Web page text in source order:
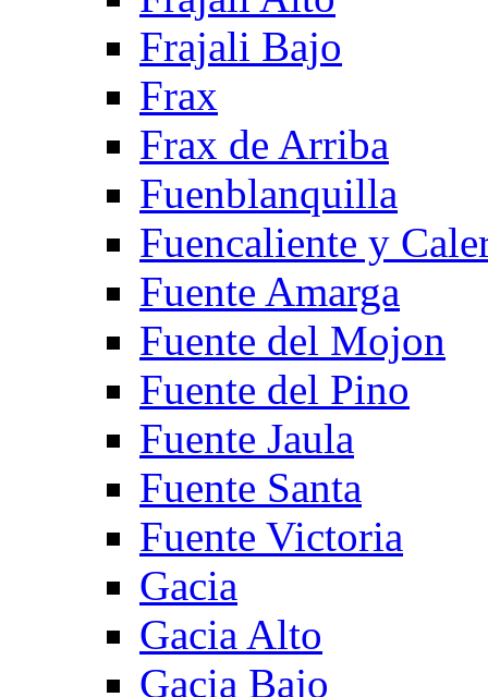
Frajali Bajo
Frax
Frax de Arriba
Fuenblanquilla
Fuencaliente y
Fuente Amarga
Fuente del Mojon
Fuente del Pino
Fuente Jaula
Fuente Santa
Fuente Victoria
Gacia
Gacia Alto
Gacia Bajo